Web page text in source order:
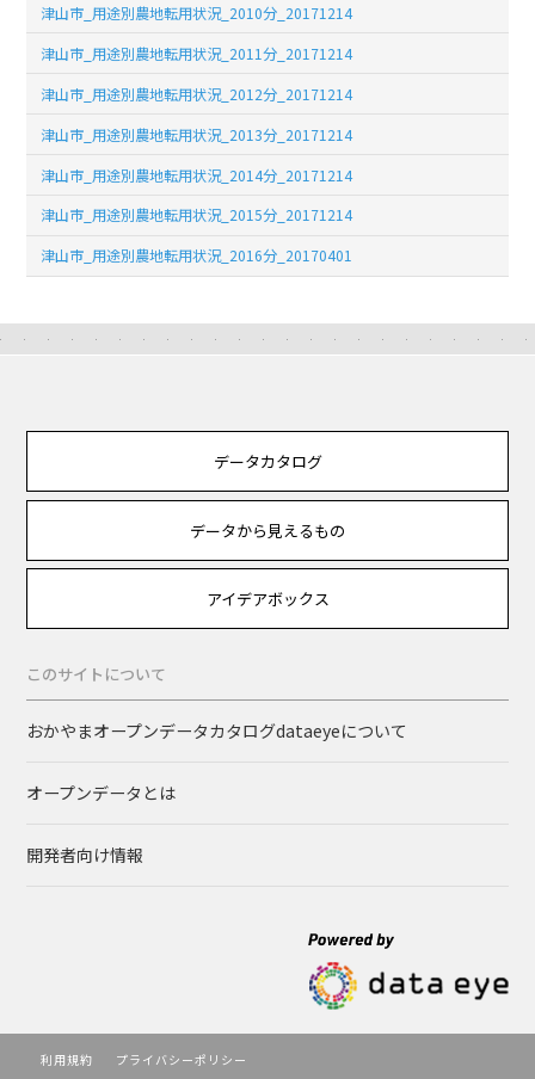
津山市_用途別農地転用状況_2010分_20171214
津山市_用途別農地転用状況_2011分_20171214
津山市_用途別農地転用状況_2012分_20171214
津山市_用途別農地転用状況_2013分_20171214
津山市_用途別農地転用状況_2014分_20171214
津山市_用途別農地転用状況_2015分_20171214
津山市_用途別農地転用状況_2016分_20170401
データカタログ
データから見えるもの
アイデアボックス
このサイトについて
おかやまオープンデータカタログdataeyeについて
オープンデータとは
開発者向け情報
利用規約
プライバシーポリシー